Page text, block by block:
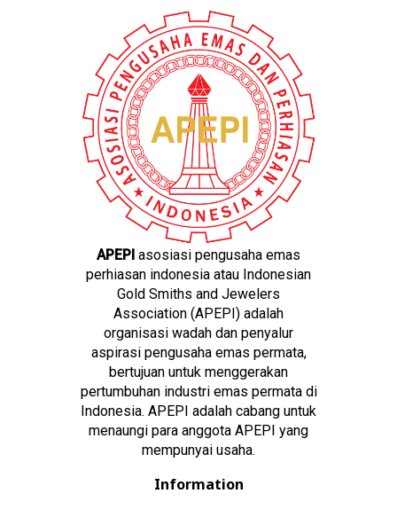
APEPI asosiasi pengusaha emas
perhiasan indonesia atau Indonesian
Gold Smiths and Jewelers
Association (APEPI) adalah
organisasi wadah dan penyalur
aspirasi pengusaha emas permata,
bertujuan untuk menggerakan
pertumbuhan industri emas permata di
Indonesia. APEPI adalah cabang untuk
menaungi para anggota APEPI yang
mempunyai usaha.
Information